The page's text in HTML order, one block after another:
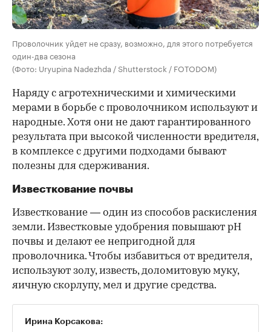
Проволочник уйдет не сразу, возможно, для этого потребуется
один-два сезона
(Фото: Uryupina Nadezhda / Shutterstock / FOTODOM)
Наряду с агротехническими и химическими
мерами в борьбе с проволочником используют и
народные. Хотя они не дают гарантированного
результата при высокой численности вредителя,
в комплексе с другими подходами бывают
полезны для сдерживания.
Известкование почвы
Известкование — один из способов раскисления
земли. Известковые удобрения повышают pH
почвы и делают ее непригодной для
проволочника. Чтобы избавиться от вредителя,
используют золу, известь, доломитовую муку,
яичную скорлупу, мел и другие средства.
Ирина Корсакова: